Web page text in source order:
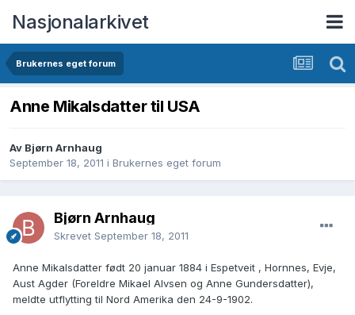
Nasjonalarkivet
Brukernes eget forum
Anne Mikalsdatter til USA
Av Bjørn Arnhaug
September 18, 2011 i Brukernes eget forum
Bjørn Arnhaug
Skrevet September 18, 2011
Anne Mikalsdatter født 20 januar 1884 i Espetveit , Hornnes, Evje,
Aust Agder (Foreldre Mikael Alvsen og Anne Gundersdatter),
meldte utflytting til Nord Amerika den 24-9-1902.